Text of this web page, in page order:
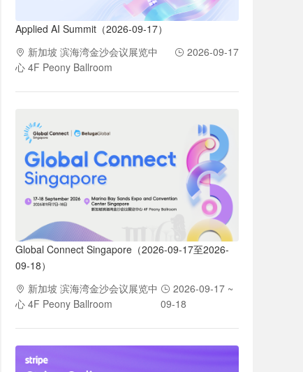
Applied AI Summit（2026-09-17）
新加坡 滨海湾金沙会议展览中
心 4F Peony Ballroom
2026-09-17
Global Connect Singapore（2026-09-17至2026-
09-18）
新加坡 滨海湾金沙会议展览中
心 4F Peony Ballroom
2026-09-17 ~
09-18